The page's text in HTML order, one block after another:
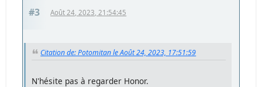
#3 Août 24, 2023, 21:54:45
Citation de: Potomitan le Août 24, 2023, 17:51:59
N'hésite pas à regarder Honor.